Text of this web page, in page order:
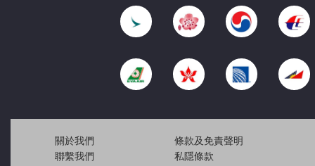
關於我們
聯繫我們
條款及免責聲明
私隱條款